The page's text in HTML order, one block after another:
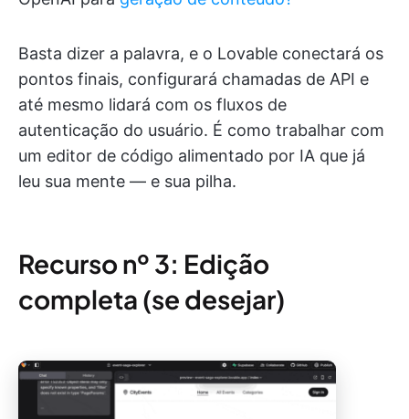
Basta dizer a palavra, e o Lovable conectará os
pontos finais, configurará chamadas de API e
até mesmo lidará com os fluxos de
autenticação do usuário. É como trabalhar com
um editor de código alimentado por IA que já
leu sua mente — e sua pilha.
Recurso nº 3: Edição
completa (se desejar)